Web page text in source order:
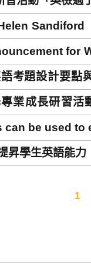
matter:
Helen
語考題設計要
業成長研習
can be used
昇學生英語能力
1